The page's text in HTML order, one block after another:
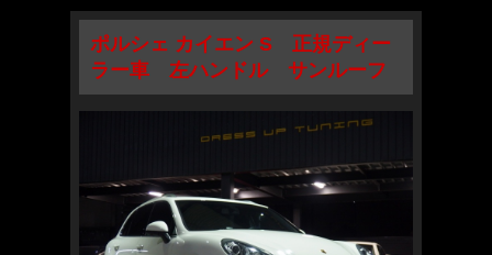
ポルシェ カイエン S 正規ディー
ラー車 左ハンドル サンルーフ